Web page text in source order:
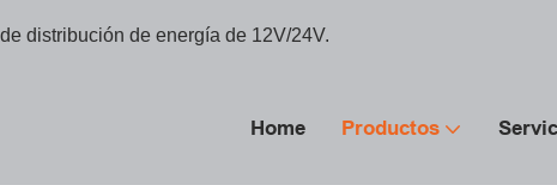
distribución de energía de 12V/24V.
Home Productos